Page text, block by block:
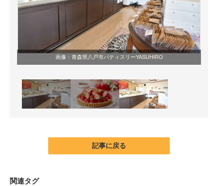
画像： 青森県八戸市パティスリーYASUHIRO
記事に戻る
関連タグ